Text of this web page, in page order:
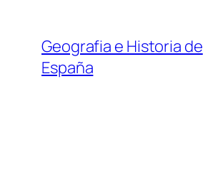
contenido
Geografia e Historia de
España